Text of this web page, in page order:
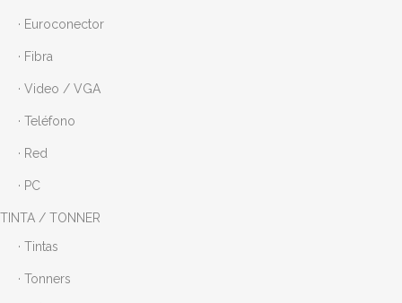
· Euroconector
· Fibra
· Video / VGA
· Teléfono
· Red
· PC
TINTA / TONNER
· Tintas
· Tonners